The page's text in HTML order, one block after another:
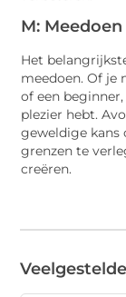
M: Meedoen
Het
meedoen. Of je
of een
plezier hebt.
geweldige kans
grenzen te
creëren.